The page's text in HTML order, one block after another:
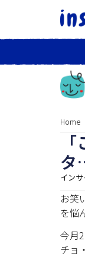
Home
タ
イン
お笑
を悩
今月
チョ